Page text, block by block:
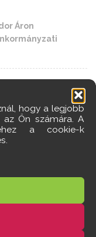
hogy a legjobb
Ön számára. A
a cookie-k
Áron
de